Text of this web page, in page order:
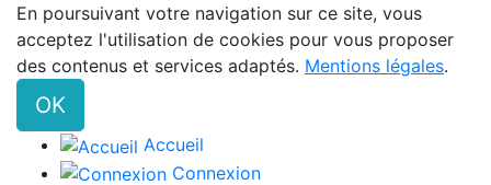
En poursuivant votre navigation sur ce site, vous
acceptez l'utilisation de cookies pour vous proposer
des contenus et services adaptés. Mentions légales.
OK
Accueil
Connexion